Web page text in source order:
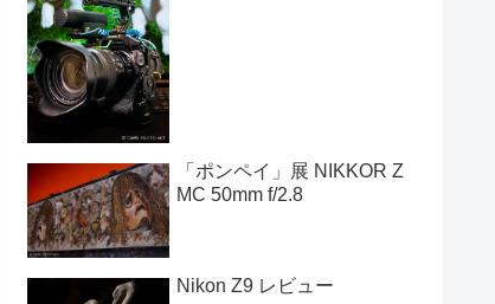
「ポンペイ」展 NIKKOR Z
MC 50mm f/2.8
Nikon Z9 レビュー